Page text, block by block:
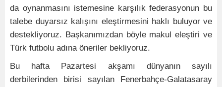
da oynanmasını istemesine karşılık federasyonun bu
talebe duyarsız kalışını eleştirmesini haklı buluyor ve
destekliyoruz. Başkanımızdan böyle makul eleştiri ve
Türk futbolu adına öneriler bekliyoruz.
Bu hafta Pazartesi akşamı dünyanın sayılı
derbilerinden birisi sayılan Fenerbahçe-Galatasaray